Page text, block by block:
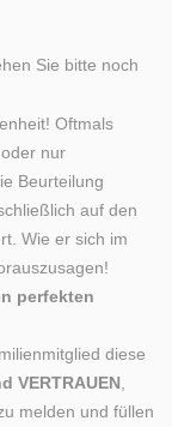
Sie bitte noch
Oftmals
nur
Beurteilung
auf den
Wie er sich im
perfekten
diese
VERTRAUEN
melden und füllen